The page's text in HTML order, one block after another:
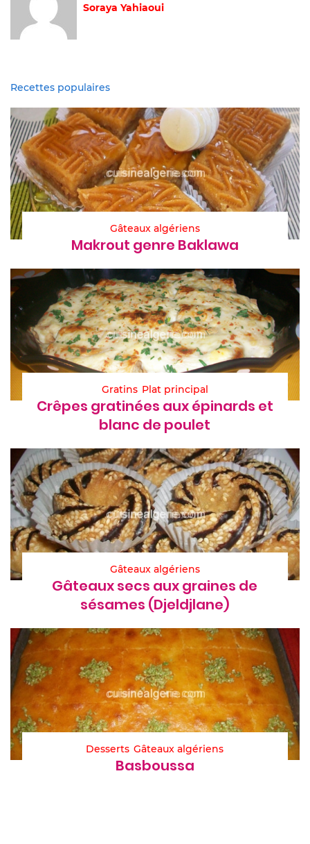
Soraya Yahiaoui
Recettes populaires
Gâteaux algériens
Makrout genre Baklawa
Gratins Plat principal
Crêpes gratinées aux épinards et
blanc de poulet
Gâteaux algériens
Gâteaux secs aux graines de
sésames (Djeldjlane)
Desserts Gâteaux algériens
Basboussa